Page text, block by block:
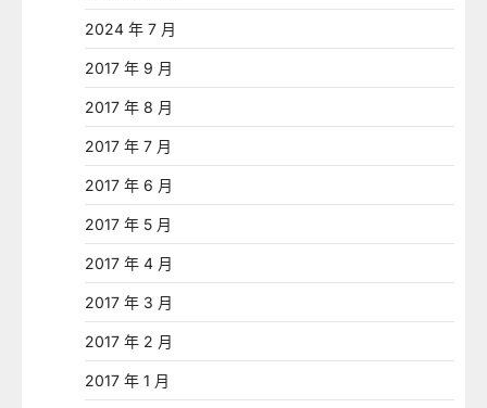
2024 年 7 月
2017 年 9 月
2017 年 8 月
2017 年 7 月
2017 年 6 月
2017 年 5 月
2017 年 4 月
2017 年 3 月
2017 年 2 月
2017 年 1 月